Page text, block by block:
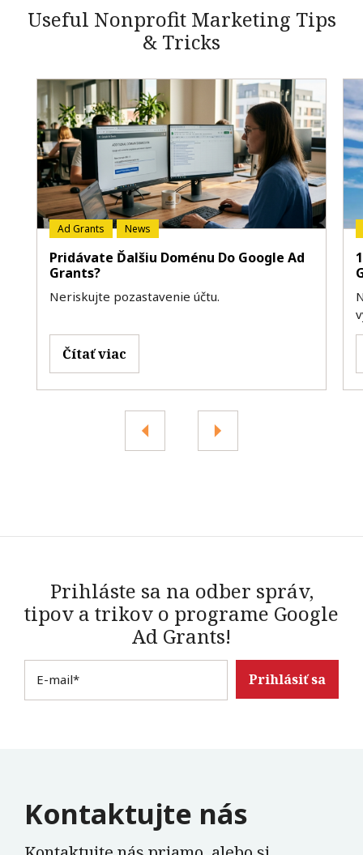
Useful Nonprofit Marketing Tips
& Tricks
Ad Grants News
Pridávate Ďalšiu Doménu Do Google Ad
Grants?
Neriskujte pozastavenie účtu.
Čítať viac
Prihláste sa na odber správ,
tipov a trikov o programe Google
Ad Grants!
E-mail*
Kontaktujte nás